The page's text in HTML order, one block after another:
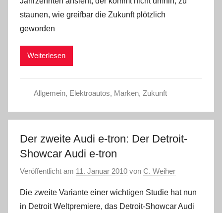
staunen, wie greifbar die Zukunft plötzlich
geworden
Weiterlesen
Allgemein, Elektroautos, Marken, Zukunft
Der zweite Audi e-tron: Der Detroit-
Showcar Audi e-tron
Veröffentlicht am 11. Januar 2010 von C. Weiher
Die zweite Variante einer wichtigen Studie hat nun
in Detroit Weltpremiere, das Detroit-Showcar Audi